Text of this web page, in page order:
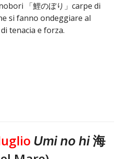
「鯉のぼり」carpe di
si fanno ondeggiare al
tenacia e forza.
Umi no hi海